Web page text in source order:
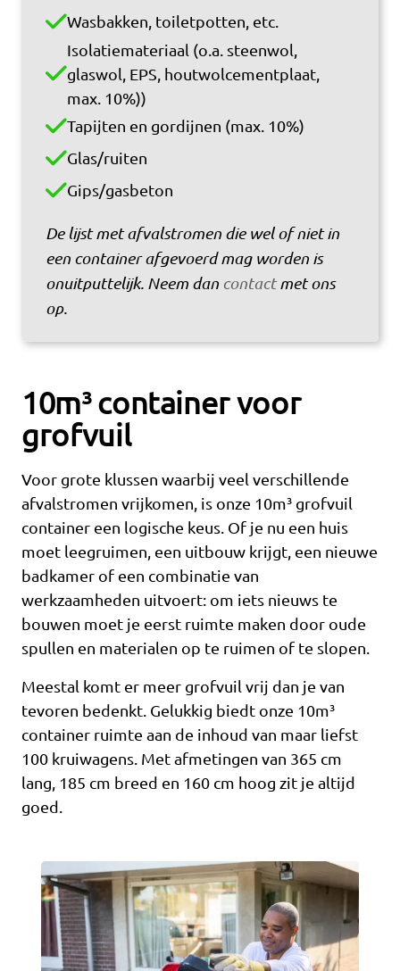
Wasbakken, toiletpotten, etc.
Isolatiemateriaal (o.a. steenwol,
glaswol, EPS, houtwolcementplaat,
max. 10%))
Tapijten en gordijnen (max. 10%)
Glas/ruiten
Gips/gasbeton
De lijst met afvalstromen die wel of niet in
een container afgevoerd mag worden is
onuitputtelijk. Neem dan contactmet ons
op.
10m³ container voor
grofvuil
Voor grote klussen waarbij veel verschillende
afvalstromen vrijkomen, is onze 10m³ grofvuil
container een logische keus. Of je nu een huis
moet leegruimen, een uitbouw krijgt, een nieuwe
badkamer of een combinatie van
werkzaamheden uitvoert: om iets nieuws te
bouwen moet je eerst ruimte maken door oude
spullen en materialen op te ruimen of te slopen.
Meestal komt er meer grofvuil vrij dan je van
tevoren bedenkt. Gelukkig biedt onze 10m³
container ruimte aan de inhoud van maar liefst
100 kruiwagens. Met afmetingen van 365 cm
lang, 185 cm breed en 160 cm hoog zit je altijd
goed.